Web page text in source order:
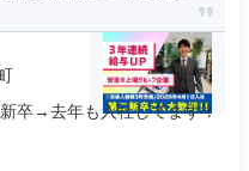
卒→去年も入社してます！